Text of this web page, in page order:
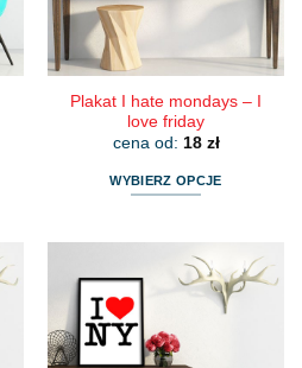
produktu
Plakat I hate mondays – I
love friday
cena od: 18 zł
WYBIERZ OPCJE
wiele
wariantów.
Opcje
można